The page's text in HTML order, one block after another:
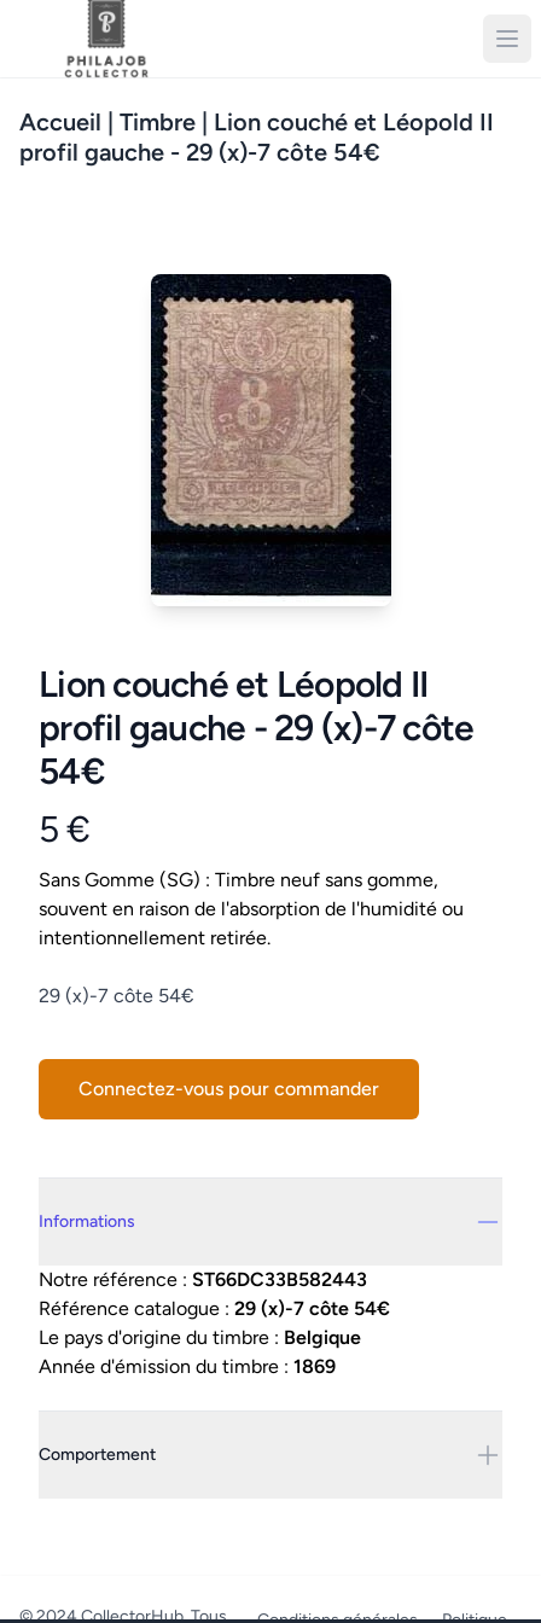
Accueil | Timbre | Lion couché et Léopold II
profil gauche - 29 (x)-7 côte 54€
Lion couché et Léopold II
profil gauche - 29 (x)-7 côte
54€
Product information
5 €
Conditions
Sans Gomme (SG) : Timbre neuf sans gomme,
souvent en raison de l'absorption de l'humidité ou
intentionnellement retirée.
Description
29 (x)-7 côte 54€
Connectez-vous pour commander
Informations
Notre référence : ST66DC33B582443
Référence catalogue : 29 (x)-7 côte 54€
Le pays d'origine du timbre : Belgique
Année d'émission du timbre : 1869
Comportement
© 2024 CollectorHub. Tous